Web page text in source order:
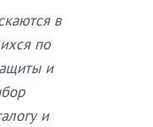
в
по
и
и